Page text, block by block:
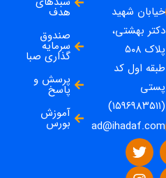
خیابان شهید
دکتر بهشتی،
پلاک ۵۰۸
طبقه اول کد
پستی
(۱۵۹۶۹۸۳۵۱۱)
ad@ihadaf.com
هدف
صندوق
سرمایه
گذاری صبا
پرسش و
پاسخ
آموزش
بورس